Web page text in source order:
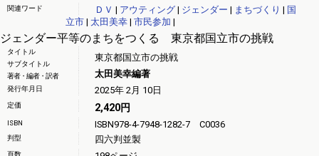
関連ワード ＤＶ | アウティング| ジェンダー | まちづくり | 国
立市| 太田美幸| 市民参加 |
ジェンダー平等のまちをつくる 東京都国立市の挑戦
タイトル
サブタイトル
東京都国立市の挑戦
著者・編者・訳者 太田美幸編著
発行年月日 2025年 2月 10日
定価 2,420円
ISBN ISBN978-4-7948-1282-7 C0036
判型 四六判並製
頁数